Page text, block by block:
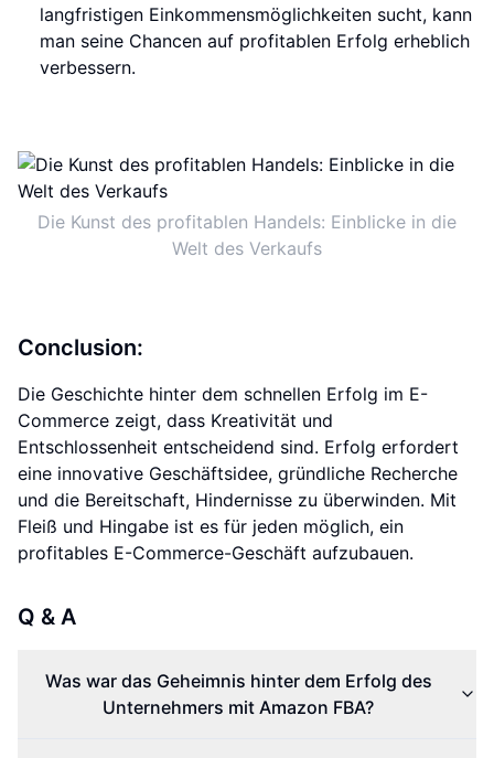
langfristigen Einkommensmöglichkeiten sucht, kann
man seine Chancen auf profitablen Erfolg erheblich
verbessern.
Die Kunst des profitablen Handels: Einblicke in die
Welt des Verkaufs
Conclusion:
Die Geschichte hinter dem schnellen Erfolg im E-
Commerce zeigt, dass Kreativität und
Entschlossenheit entscheidend sind. Erfolg erfordert
eine innovative Geschäftsidee, gründliche Recherche
und die Bereitschaft, Hindernisse zu überwinden. Mit
Fleiß und Hingabe ist es für jeden möglich, ein
profitables E-Commerce-Geschäft aufzubauen.
Q & A
Was war das Geheimnis hinter dem Erfolg des
Unternehmers mit Amazon FBA?